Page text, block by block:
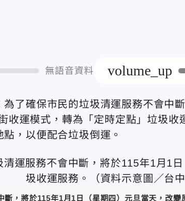
無語音資料 volume_up
了確保市民的垃圾清運服務不會中
收運模式，轉為「定時定點」垃圾收
，以便配合垃圾倒運。
，將於115年1月1日（星期四）元旦當天，改